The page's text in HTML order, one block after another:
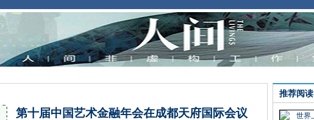
第十届中国艺术金融年会在成都天府国际会议
推荐阅读